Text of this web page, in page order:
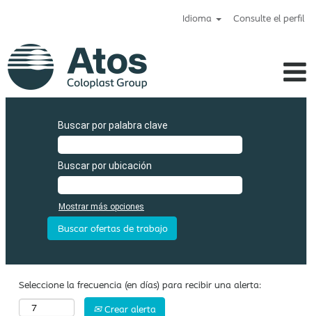
Idioma Consulte el perfil
Buscar por palabra clave
Buscar por ubicación
Mostrar más opciones
Seleccione la frecuencia (en días) para recibir una alerta:
Crear alerta